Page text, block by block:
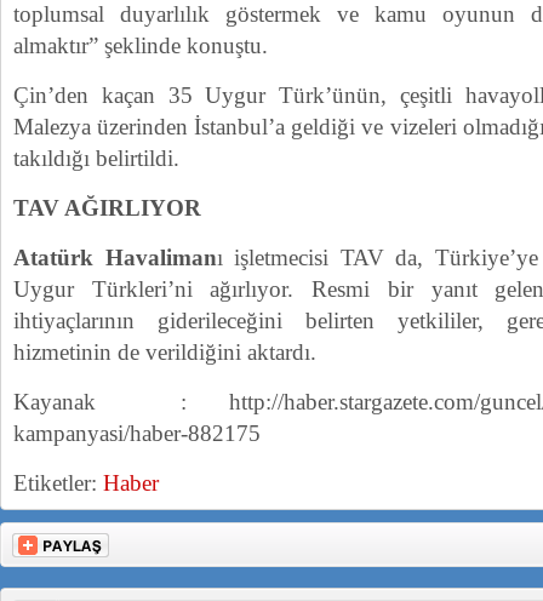
toplumsal duyarlılık göstermek ve kamu oyunun
almaktır” şeklinde konuştu.
Çin’den kaçan 35 Uygur Türk’ünün, çeşitli
Malezya üzerinden İstanbul’a geldiği ve vizeleri
takıldığı belirtildi.
TAV AĞIRLIYOR
Atatürk Havalimanı işletmecisi TAV da,
Uygur Türkleri’ni ağırlıyor. Resmi bir yanıt
ihtiyaçlarının giderileceğini belirten yetkililer,
hizmetinin de verildiğini aktardı.
Kayanak : http://haber.stargazete.com/guncel/
kampanyasi/haber-882175
Etiketler: Haber